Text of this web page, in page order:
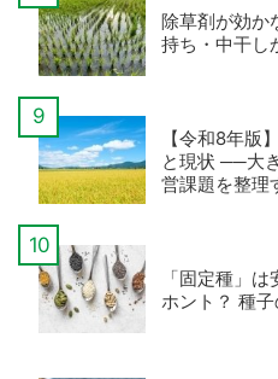
除草剤が効か
持ち・中干し
【令和8年版
と現状 ──大
営課題を整理
「固定種」
ホント？ 種